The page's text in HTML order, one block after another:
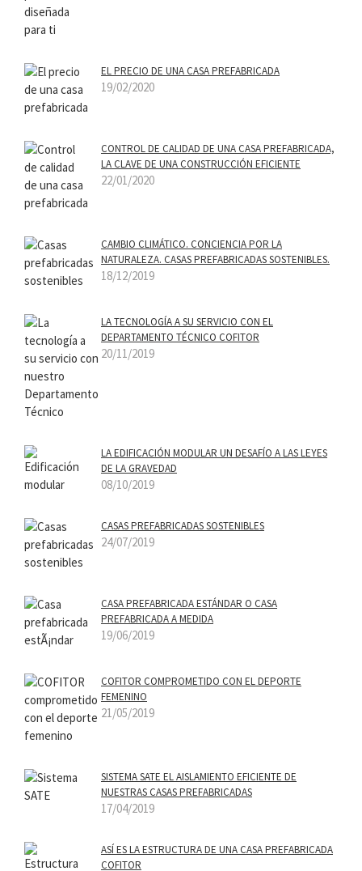
EL PRECIO DE UNA CASA PREFABRICADA
19/02/2020
CONTROL DE CALIDAD DE UNA CASA PREFABRICADA,
LA CLAVE DE UNA CONSTRUCCIÓN EFICIENTE
22/01/2020
CAMBIO CLIMÁTICO. CONCIENCIA POR LA
NATURALEZA. CASAS PREFABRICADAS SOSTENIBLES.
18/12/2019
LA TECNOLOGÍA A SU SERVICIO CON EL
DEPARTAMENTO TÉCNICO COFITOR
20/11/2019
LA EDIFICACIÓN MODULAR UN DESAFÍ­O A LAS LEYES
DE LA GRAVEDAD
08/10/2019
CASAS PREFABRICADAS SOSTENIBLES
24/07/2019
CASA PREFABRICADA ESTÁNDAR O CASA
PREFABRICADA A MEDIDA
19/06/2019
COFITOR COMPROMETIDO CON EL DEPORTE
FEMENINO
21/05/2019
SISTEMA SATE EL AISLAMIENTO EFICIENTE DE
NUESTRAS CASAS PREFABRICADAS
17/04/2019
ASÍ­ ES LA ESTRUCTURA DE UNA CASA PREFABRICADA
COFITOR